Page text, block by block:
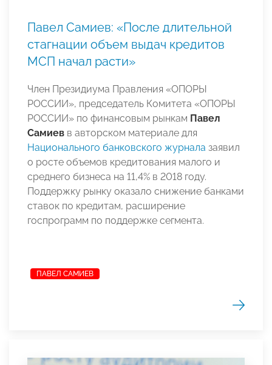
Павел Самиев: «После длительной
стагнации объем выдач кредитов
МСП начал расти»
Член Президиума Правления «ОПОРЫ
РОССИИ», председатель Комитета «ОПОРЫ
РОССИИ» по финансовым рынкам Павел
Самиев в авторском материале для
Национального банковского журнала заявил
о росте объемов кредитования малого и
среднего бизнеса на 11,4% в 2018 году.
Поддержку рынку оказало снижение банками
ставок по кредитам, расширение
госпрограмм по поддержке сегмента.
ПАВЕЛ САМИЕВ